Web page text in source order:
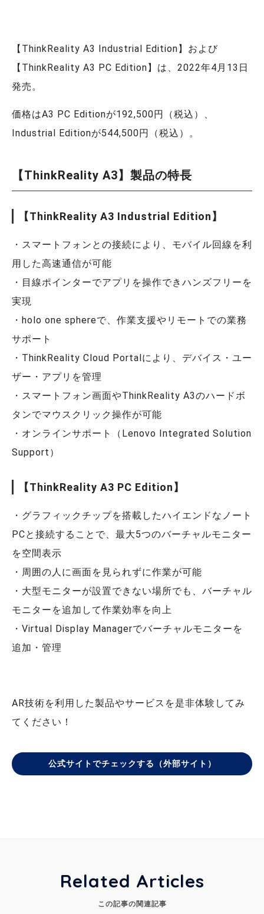
【ThinkReality A3 Industrial Edition】および
【ThinkReality A3 PC Edition】は、2022年4月13日
発売。
価格はA3 PC Editionが192,500円（税込）、
Industrial Editionが544,500円（税込）。
【ThinkReality A3】製品の特長
【ThinkReality A3 Industrial Edition】
・スマートフォンとの接続により、モバイル回線を利
用した高速通信が可能
・目線ポインターでアプリを操作できハンズフリーを
実現
・holo one sphereで、作業支援やリモートでの業務
サポート
・ThinkReality Cloud Portalにより、デバイス・ユー
ザー・アプリを管理
・スマートフォン画面やThinkReality A3のハードボ
タンでマウスクリック操作が可能
・オンラインサポート（Lenovo Integrated Solution
Support）
【ThinkReality A3 PC Edition】
・グラフィックチップを搭載したハイエンドなノート
PCと接続することで、最大5つのバーチャルモニター
を空間表示
・周囲の人に画面を見られずに作業が可能
・大型モニターが設置できない場所でも、バーチャル
モニターを追加して作業効率を向上
・Virtual Display Managerでバーチャルモニターを
追加・管理
AR技術を利用した製品やサービスを是非体験してみ
てください！
公式サイトでチェックする（外部サイト）
Related Articles
この記事の関連記事